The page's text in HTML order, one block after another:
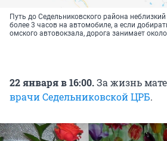
Путь до Седельниковского района
более 3 часов на автомобиле, а если
омского автовокзала, дорога занимает
22 января в 16:00.За жизнь
врачи Седельниковской ЦРБ.